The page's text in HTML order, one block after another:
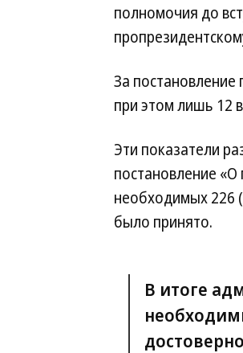
полномочия до
За постановление
при этом лишь 12
Эти показатели
постановление
необходимых 226
было принято.
В итоге